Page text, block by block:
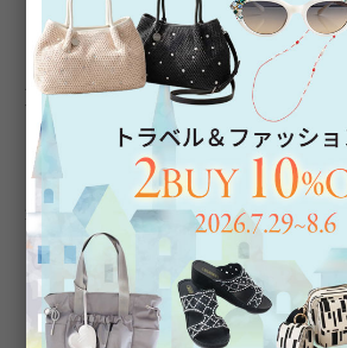
【外箱について】
入荷時の外箱を、アビステの段ボールに
す。入荷時の外箱は汚れや傷、穴がある場
くまで緩衝材としてご理解を賜れますよう
また、外箱がご不要の場合はご注文時の備
いませ。靴をそのまま緩衝材に包み、段ボ
送いたします。
なお、商品は検品済みであり、外箱のダメ
いません。
【ラッピングについて】
この商品は簡易ラッピング対象商品です